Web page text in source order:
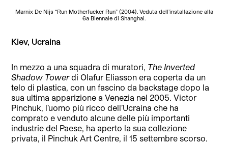
Marnix De Nijs “Run Motherfucker Run” (2004). Veduta dell’installazione alla
6a Biennale di Shanghai.
Kiev, Ucraina
In mezzo a una squadra di muratori, The Inverted
Shadow Towerdi Olafur Eliasson era coperta da un
telo di plastica, con un fascino da backstage dopo la
sua ultima apparizione a Venezia nel 2005. Victor
Pinchuk, l’uomo più ricco dell’Ucraina che ha
comprato e venduto alcune delle più importanti
industrie del Paese, ha aperto la sua collezione
privata, il Pinchuk Art Centre, il 15 settembre scorso.